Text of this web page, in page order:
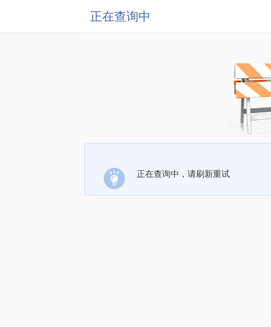
正在查询中
正在查询中，请刷新重试